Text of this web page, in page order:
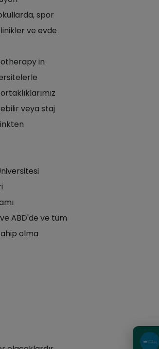
spor
ve evde
in
veya staj
ABD'de ve tüm
olma